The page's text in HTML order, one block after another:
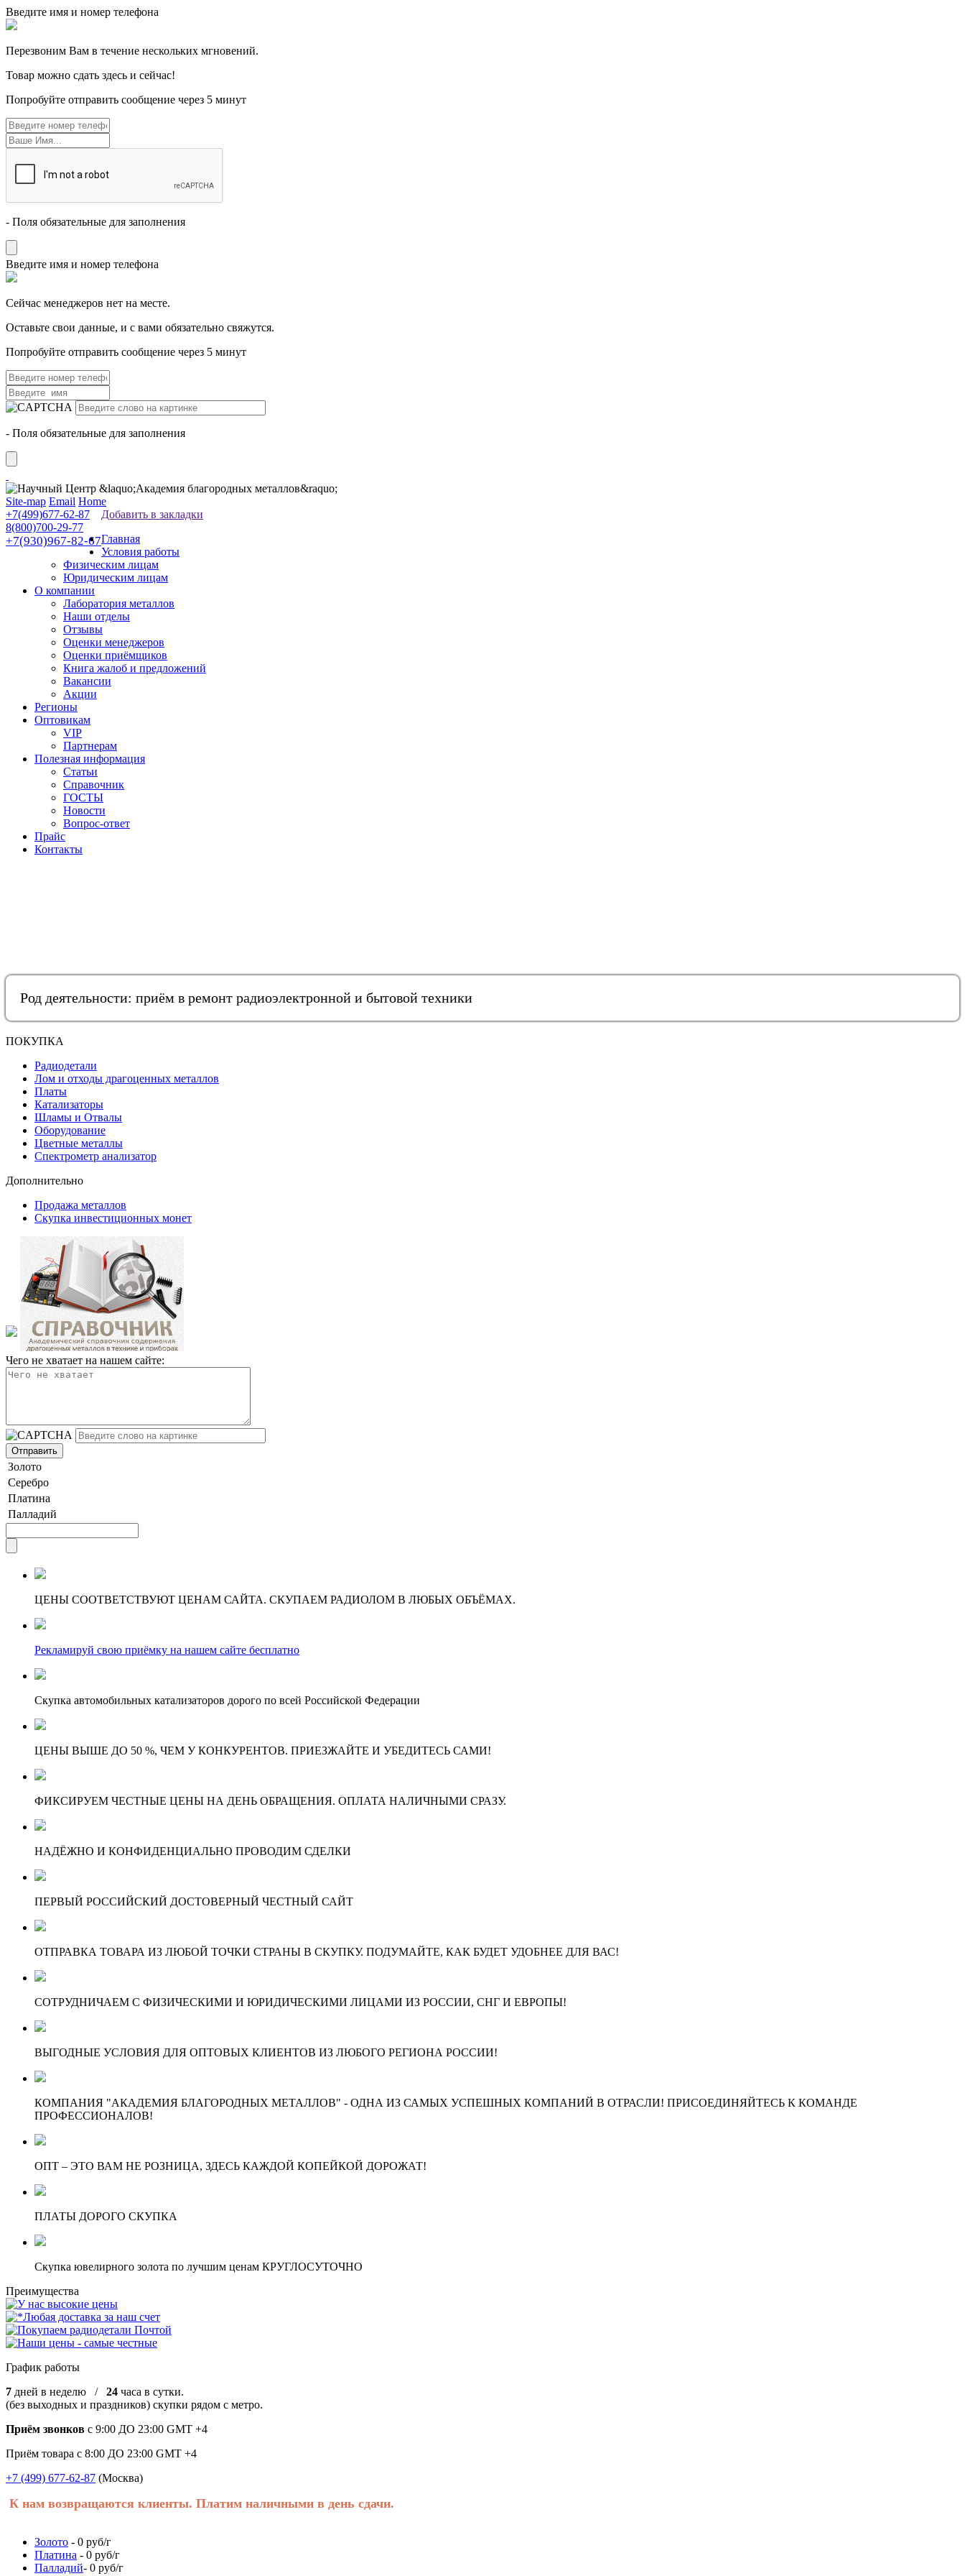
Введите имя и номер телефона
Перезвоним Вам в течение нескольких мгновений.
Товар можно сдать здесь и сейчас!
Попробуйте отправить сообщение через 5 минут
- Поля обязательные для заполнения
Введите имя и номер телефона
Cейчас менеджеров нет на месте.
Оставьте свои данные, и с вами обязательно свяжутся.
Попробуйте отправить сообщение через 5 минут
- Поля обязательные для заполнения
Site-map Email Home
+7(499)677-62-87
8(800)700-29-77
+7(930)967-82-67
Добавить в закладки
Главная
Условия работы
Физическим лицам
Юридическим лицам
О компании
Лаборатория металлов
Наши отделы
Отзывы
Оценки менеджеров
Оценки приёмщиков
Книга жалоб и предложений
Вакансии
Акции
Регионы
Оптовикам
VIP
Партнерам
Полезная информация
Статьи
Справочник
ГОСТЫ
Новости
Вопрос-ответ
Прайс
Контакты
Род деятельности: приём в ремонт радиоэлектронной и бытовой техники
ПОКУПКА
Радиодетали
Лом и отходы драгоценных металлов
Платы
Катализаторы
Шламы и Отвалы
Оборудование
Цветные металлы
Спектрометр анализатор
Дополнительно
Продажа металлов
Скупка инвестиционных монет
Чего не хватает на нашем сайте:
Золото
Серебро
Платина
Палладий
ЦЕНЫ СООТВЕТСТВУЮТ ЦЕНАМ САЙТА. СКУПАЕМ РАДИОЛОМ В ЛЮБЫХ ОБЪЁМАХ.
Рекламируй свою приёмку на нашем сайте бесплатно
Скупка автомобильных катализаторов дорого по всей Российской Федерации
ЦЕНЫ ВЫШЕ ДО 50 %, ЧЕМ У КОНКУРЕНТОВ. ПРИЕЗЖАЙТЕ И УБЕДИТЕСЬ САМИ!
ФИКСИРУЕМ ЧЕСТНЫЕ ЦЕНЫ НА ДЕНЬ ОБРАЩЕНИЯ. ОПЛАТА НАЛИЧНЫМИ СРАЗУ.
НАДЁЖНО И КОНФИДЕНЦИАЛЬНО ПРОВОДИМ СДЕЛКИ
ПЕРВЫЙ РОССИЙСКИЙ ДОСТОВЕРНЫЙ ЧЕСТНЫЙ САЙТ
ОТПРАВКА ТОВАРА ИЗ ЛЮБОЙ ТОЧКИ СТРАНЫ В СКУПКУ. ПОДУМАЙТЕ, КАК БУДЕТ УДОБНЕЕ ДЛЯ ВАС!
СОТРУДНИЧАЕМ С ФИЗИЧЕСКИМИ И ЮРИДИЧЕСКИМИ ЛИЦАМИ ИЗ РОССИИ, СНГ И ЕВРОПЫ!
ВЫГОДНЫЕ УСЛОВИЯ ДЛЯ ОПТОВЫХ КЛИЕНТОВ ИЗ ЛЮБОГО РЕГИОНА РОССИИ!
КОМПАНИЯ "АКАДЕМИЯ БЛАГОРОДНЫХ МЕТАЛЛОВ" - ОДНА ИЗ САМЫХ УСПЕШНЫХ КОМПАНИЙ В ОТРАСЛИ! ПРИСОЕДИНЯЙТЕСЬ К КОМАНДЕ
ПРОФЕССИОНАЛОВ!
ОПТ – ЭТО ВАМ НЕ РОЗНИЦА, ЗДЕСЬ КАЖДОЙ КОПЕЙКОЙ ДОРОЖАТ!
ПЛАТЫ ДОРОГО СКУПКА
Скупка ювелирного золота по лучшим ценам КРУГЛОСУТОЧНО
Преимущества
График работы
7 дней в неделю / 24 часа в сутки.
(без выходных и праздников) скупки рядом с метро.
Приём звонков с 9:00 ДО 23:00 GMT +4
Приём товара с 8:00 ДО 23:00 GMT +4
+7 (499) 677-62-87 (Москва)
К нам возвращаются клиенты. Платим наличными в день сдачи.
Золото - 0 руб/г
Платина - 0 руб/г
Палладий- 0 руб/г